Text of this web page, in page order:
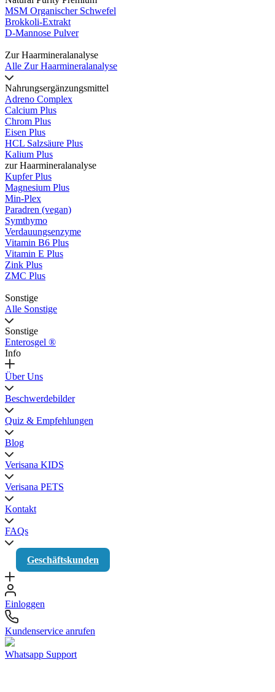
MSM Organischer Schwefel
Brokkoli-Extrakt
D-Mannose Pulver
Zur Haarmineralanalyse
Alle Zur Haarmineralanalyse
Nahrungsergänzungsmittel
Adreno Complex
Calcium Plus
Chrom Plus
Eisen Plus
HCL Salzsäure Plus
Kalium Plus
zur Haarmineralanalyse
Kupfer Plus
Magnesium Plus
Min-Plex
Paradren (vegan)
Symthymo
Verdauungsenzyme
Vitamin B6 Plus
Vitamin E Plus
Zink Plus
ZMC Plus
Sonstige
Alle Sonstige
Sonstige
Enterosgel ®
Info
Über Uns
Beschwerdebilder
Quiz & Empfehlungen
Blog
Verisana KIDS
Verisana PETS
Kontakt
FAQs
Geschäftskunden
Einloggen
Kundenservice anrufen
Whatsapp Support